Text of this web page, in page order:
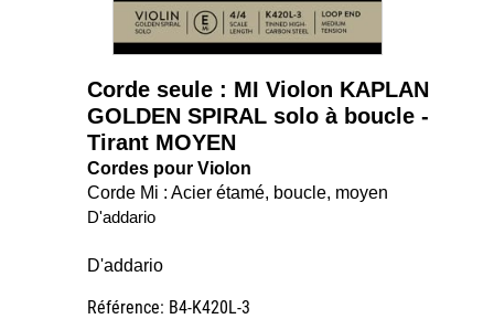
Corde seule : MI Violon KAPLAN
GOLDEN SPIRAL solo à boucle -
Tirant MOYEN
Cordes pour Violon
Corde Mi : Acier étamé, boucle, moyen
D'addario
D'addario
Référence: B4-K420L-3